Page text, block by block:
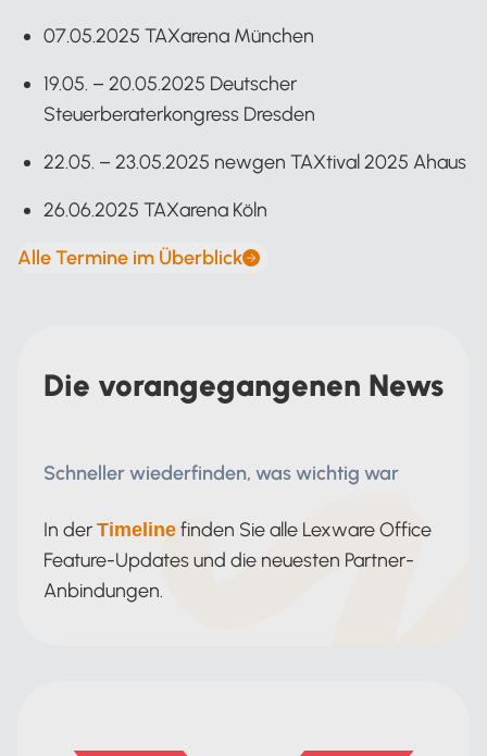
07.05.2025 TAXarena München
19.05. – 20.05.2025 Deutscher
Steuerberaterkongress Dresden
22.05. – 23.05.2025 newgen TAXtival 2025 Ahaus
26.06.2025 TAXarena Köln
Alle Termine im Überblick
Die vorangegangenen News
Schneller wiederfinden, was wichtig war
In der Timeline finden Sie alle Lexware Office
Feature-Updates und die neuesten Partner-
Anbindungen.